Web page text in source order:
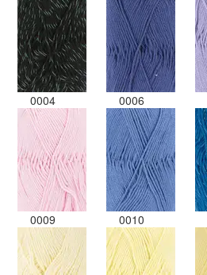
0004 0006
0009 0010